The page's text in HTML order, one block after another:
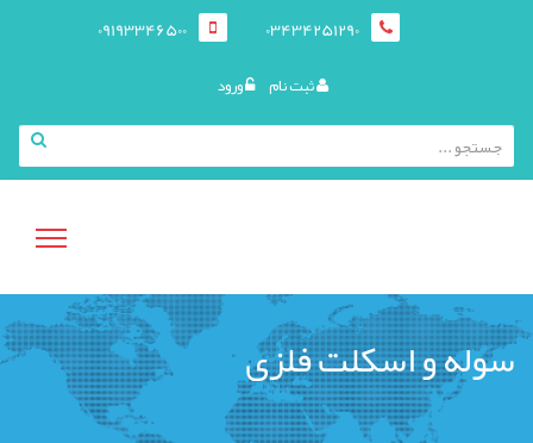
03434251290
09193346500
ثبت نام ورود
منوی
کاربری
سوله و اسکلت فلزی